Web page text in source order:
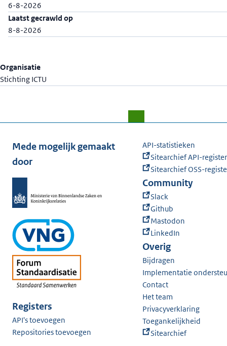
Organisatie
Stichting ICTU
6-8-2026
Laatst gecrawld op
8-8-2026
Mede mogelijk gemaakt
door
Registers
API's toevoegen
Repositories toevoegen
API-statistieken
Sitearchief API-register
Sitearchief OSS-
Community
Slack
Github
Mastodon
LinkedIn
Overig
Bijdragen
Implementatie
Contact
Het team
Privacyverklaring
Toegankelijkheid
Sitearchief